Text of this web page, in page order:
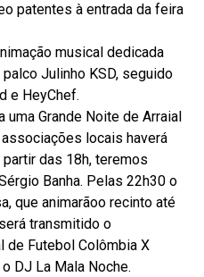
patentes à entrada da feira
musical dedicada
Julinho KSD, seguido
e HeyChef.
Grande Noite de Arraial
locais haverá
partir das 18h, teremos
Banha. Pelas 22h30 o
que animarãoo recinto até
transmitido o
de Futebol Colômbia X
DJ La Mala Noche.